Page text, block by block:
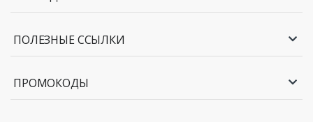
ПОЛЕЗНЫЕ ССЫЛКИ
ПРОМОКОДЫ